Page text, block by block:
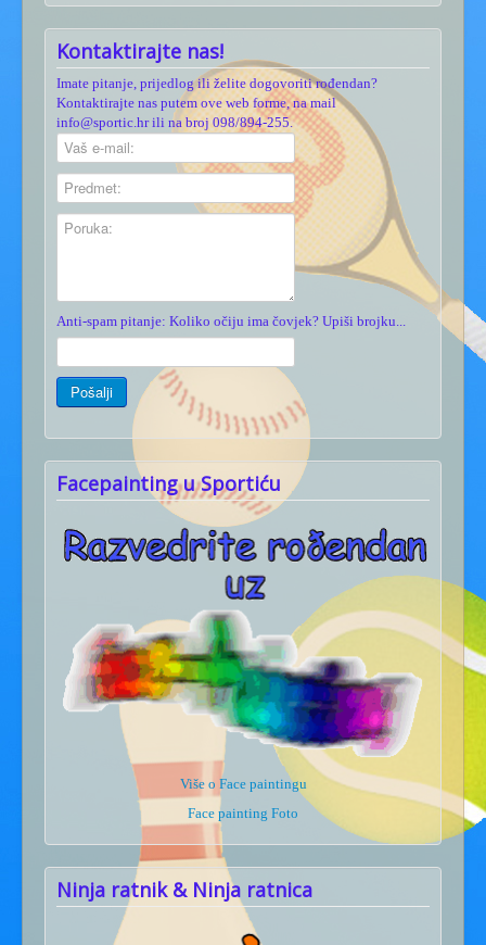
Kontaktirajte nas!
Imate pitanje, prijedlog ili želite dogovoriti rođendan?
Kontaktirajte nas putem ove web forme, na mail
info@sportic.hr ili na broj 098/894-255.
Anti-spam pitanje: Koliko očiju ima čovjek? Upiši brojku...
Facepainting u Sportiću
Više o Face paintingu
Face painting Foto
Ninja ratnik & Ninja ratnica